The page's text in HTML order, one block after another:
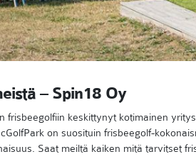
– Spin18 Oy
frisbeegolfiin keskittynyt kotimainen
on suosituin frisbeegolf-
Saat meiltä kaiken mitä tarvitset